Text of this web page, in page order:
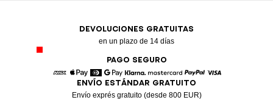
DEVOLUCIONES GRATUITAS
en un plazo de 14 días
PAGO SEGURO
American Express
Apple Pay
DinersGoogle Pay
Klarna MastercardPaypal
ENVÍO ESTÁNDAR GRATUITO
Envío exprés gratuito (desde 800 EUR)